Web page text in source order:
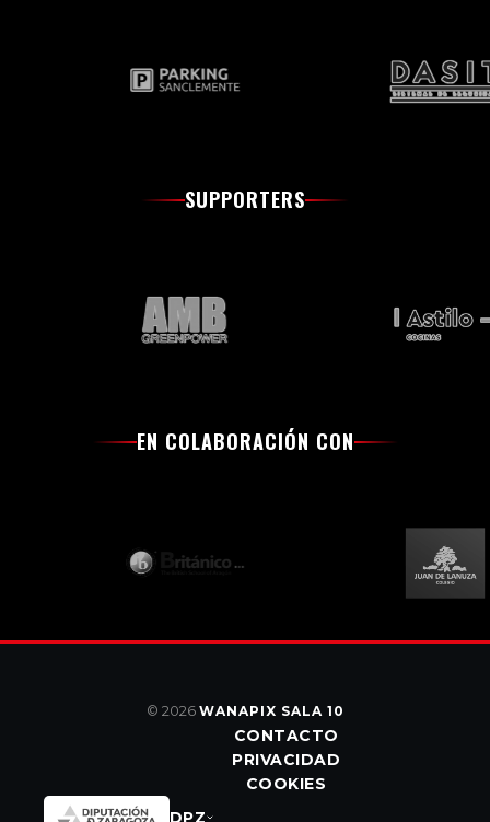
SUPPORTERS
EN COLABORACIÓN CON
© 2026 WANAPIX SALA 10
CONTACTO
PRIVACIDAD
COOKIES
DPZ